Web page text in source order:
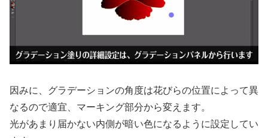
因みに、グラデーションの角度は花びらの位置によって異
なるので適宜、マーキング部分から変えます。
光があまり届かない内側が暗い色になるように設定してい